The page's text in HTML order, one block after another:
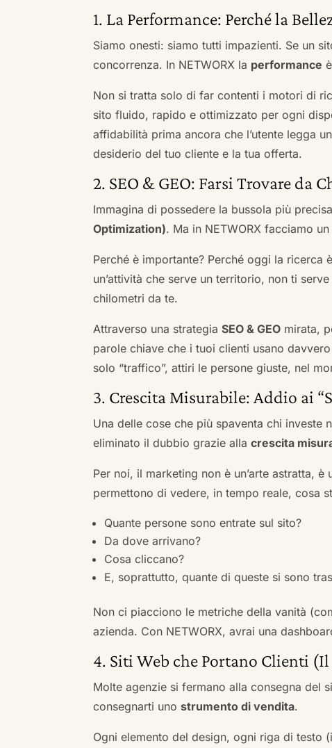
1. La Performance: Perché la
Siamo onesti: siamo tutti impazienti. Se un
concorrenza. In NETWORX la performance
Non si tratta solo di far contenti i motori di
sito fluido, rapido e ottimizzato per ogni
affidabilità prima ancora che l’utente legga
desiderio del tuo cliente e la tua offerta.
2. SEO & GEO: Farsi Trovare da
Immagina di possedere la bussola più
Optimization). Ma in NETWORX facciamo
Perché è importante? Perché oggi la ricerca
un’attività che serve un territorio, non ti
chilometri da te.
Attraverso una strategiaSEO & GEO mirata,
parole chiave che i tuoi clienti usano
solo “traffico”, attiri le persone giuste, nel
3. Crescita Misurabile: Addio ai
Una delle cose che più spaventa chi investe
eliminato il dubbio grazie allacrescita
Per noi, il marketing non è un’arte astratta,
permettono di vedere, in tempo reale, cosa
Quante persone sono entrate sul sito?
Da dove arrivano?
Cosa cliccano?
E, soprattutto, quante di queste si sono
Non ci piacciono le metriche della vanità
azienda. Con NETWORX, avrai una
4. Siti Web che Portano Clienti (Il
Molte agenzie si fermano alla consegna del
consegnarti unostrumento di vendita.
Ogni elemento del design, ogni riga di testo